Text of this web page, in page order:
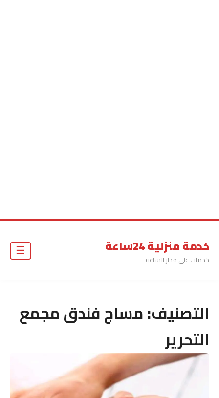
خدمة منزلية 24ساعة
خدمات على مدار الساعة
☰
التصنيف:مساج فندق مجمع
التحرير